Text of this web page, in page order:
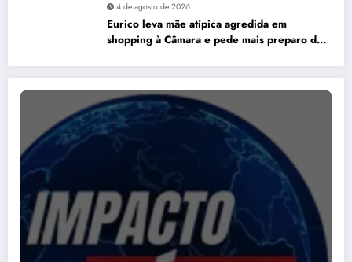
4 de agosto de 2026
Eurico leva mãe atípica agredida em
shopping à Câmara e pede mais preparo dos